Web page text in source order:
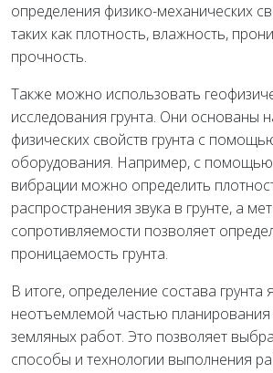
определения физико-механических
таких как плотность, влажность,
прочность.
Также можно использовать
исследования грунта. Они основаны
физических свойств грунта с
оборудования. Например, с
вибрации можно определить
распространения звука в грунте, а
сопротивляемости позволяет
проницаемость грунта.
В итоге, определение состава грунта
неотъемлемой частью
земляных работ. Это позволяет
способы и технологии выполнения